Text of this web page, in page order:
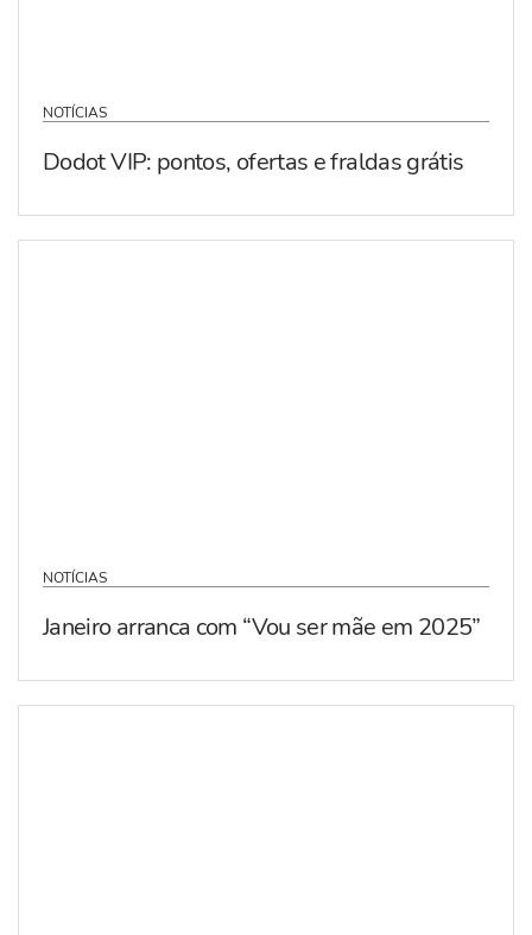
NOTÍCIAS
Dodot VIP: pontos, ofertas e fraldas grátis
NOTÍCIAS
Janeiro arranca com “Vou ser mãe em 2025”